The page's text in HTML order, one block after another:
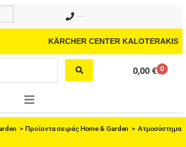
KÄRCHER CENTER KALOTERAKIS
0,00 € 0
Cart
>Προϊοντα σειράς Home & Garden > Ατμοσύστημα